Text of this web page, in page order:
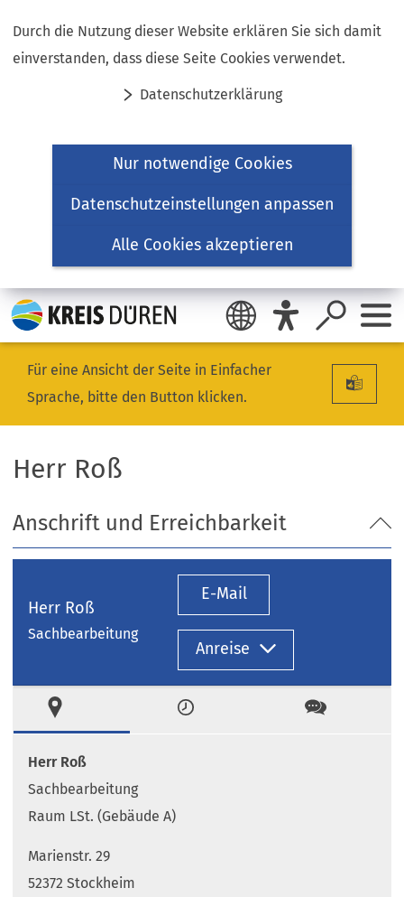
Durch die Nutzung dieser Website erklären Sie sich damit
einverstanden, dass diese Seite Cookies verwendet.
Datenschutzerklärung
Nur notwendige Cookies
Datenschutzeinstellungen anpassen
Alle Cookies akzeptieren
Inhalt anspringen
Für eine Ansicht der Seite in Einfacher
Sprache, bitte den Button klicken.
Herr Roß
Anschrift und Erreichbarkeit
Herr Roß
Sachbearbeitung
E-Mail
Anreise
Zeiten Kontakt
Herr Roß
Sachbearbeitung
Raum LSt. (Gebäude A)
Marienstr. 29
52372 Stockheim